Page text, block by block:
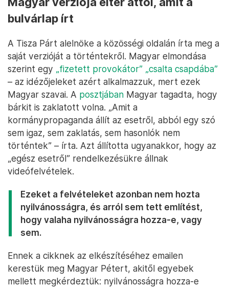
bulvárlap írt
A Tisza Párt alelnöke a közösségi oldalán írta meg a
saját verzióját a történtekről. Magyar elmondása
szerint egy „fizetett provokátor” „csalta csapdába”
– az idézőjeleket azért alkalmazzuk, mert ezek
Magyar szavai. A posztjában Magyar tagadta, hogy
bárkit is zaklatott volna. „Amit a
kormánypropaganda állít az esetről, abból egy szó
sem igaz, sem zaklatás, sem hasonlók nem
történtek” – írta. Azt állította ugyanakkor, hogy az
„egész esetről” rendelkezésükre állnak
videófelvételek.
Ezeket a felvételeket azonban nem hozta
nyilvánosságra, és arról sem tett említést,
hogy valaha nyilvánosságra hozza-e, vagy
sem.
Ennek a cikknek az elkészítéséhez emailen
kerestük meg Magyar Pétert, akitől egyebek
mellett megkérdeztük: nyilvánosságra hozza-e